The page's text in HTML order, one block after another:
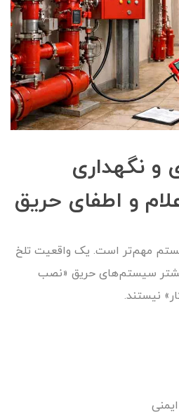
و نگهداری
و اطفای حریق
مهم‌تر است. یک واقعیت تلخ
سیستم‌های حریق «نصب
نیستند.